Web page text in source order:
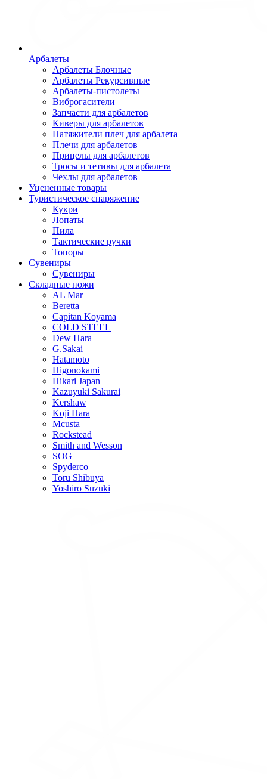
Арбалеты
Арбалеты Блочные
Арбалеты Рекурсивные
Арбалеты-пистолеты
Виброгасители
Запчасти для арбалетов
Киверы для арбалетов
Натяжители плеч для арбалета
Плечи для арбалетов
Прицелы для арбалетов
Тросы и тетивы для арбалета
Чехлы для арбалетов
Уцененные товары
Туристическое снаряжение
Кукри
Лопаты
Пила
Тактические ручки
Топоры
Сувениры
Сувениры
Складные ножи
AL Mar
Beretta
Capitan Koyama
COLD STEEL
Dew Hara
G.Sakai
Hatamoto
Higonokami
Hikari Japan
Kazuyuki Sakurai
Kershaw
Koji Hara
Mcusta
Rockstead
Smith and Wesson
SOG
Spyderco
Toru Shibuya
Yoshiro Suzuki